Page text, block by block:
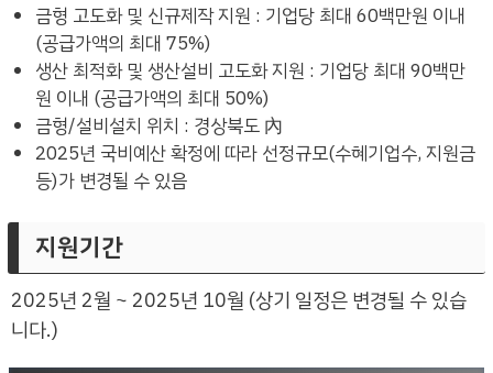
금형 고도화 및 신규제작 지원 : 기업당 최대 60백만원 이내
(공급가액의 최대 75%)
생산 최적화 및 생산설비 고도화 지원 : 기업당 최대 90백만
원 이내 (공급가액의 최대 50%)
금형/설비설치 위치 : 경상북도 內
2025년 국비예산 확정에 따라 선정규모(수혜기업수, 지원금
등)가 변경될 수 있음
지원기간
2025년 2월 ~ 2025년 10월 (상기 일정은 변경될 수 있습
니다.)